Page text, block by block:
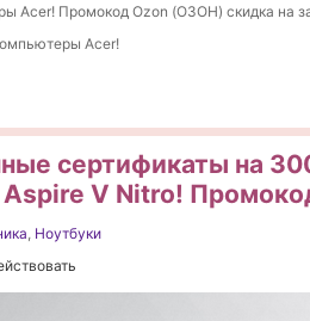
Acer! Промокод Ozon (ОЗОН) скидка на
Acer!
сертификаты на
Aspire V Nitro!
, Ноутбуки